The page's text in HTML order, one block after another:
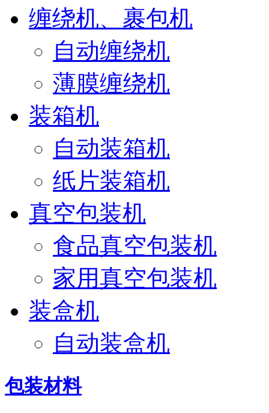
缠绕机、裹包机
自动缠绕机
薄膜缠绕机
装箱机
自动装箱机
纸片装箱机
真空包装机
食品真空包装机
家用真空包装机
装盒机
自动装盒机
包装材料